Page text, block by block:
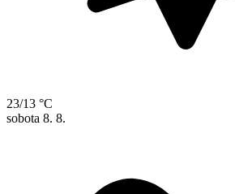
23/13 °C
sobota 8. 8.